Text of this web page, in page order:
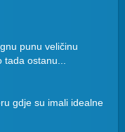
punu veličinu
ostanu...
gdje su imali idealne